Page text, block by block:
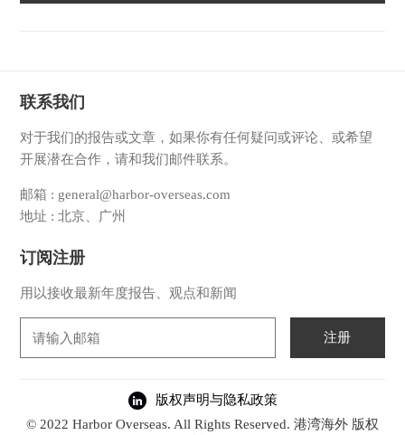
联系我们
对于我们的报告或文章，如果你有任何疑问或评论、或希望
开展潜在合作，请和我们邮件联系。
邮箱 : general@harbor-overseas.com
地址 : 北京、广州
订阅注册
用以接收最新年度报告、观点和新闻
注册
版权声明与隐私政策
© 2022 Harbor Overseas. All Rights Reserved. 港湾海外 版权